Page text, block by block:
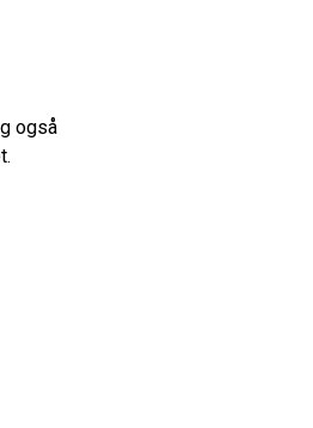
også